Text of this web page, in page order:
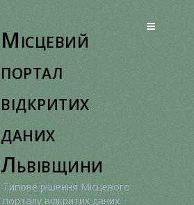
Місцевий
портал
відкритих
даних
Львівщини
Типове рішення Місцевого
порталу відкритих даних